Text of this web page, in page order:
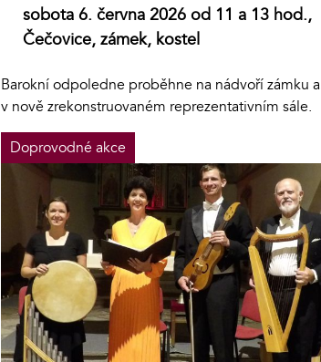
sobota 6. června 2026 od 11 a 13 hod.,
Čečovice, zámek, kostel
Barokní odpoledne proběhne na nádvoří zámku a
v nově zrekonstruovaném reprezentativním sále.
Doprovodné akce